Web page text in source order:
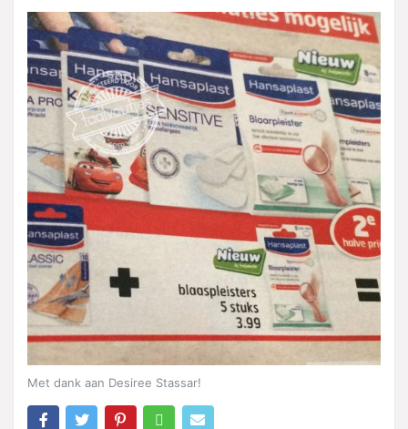
Met dank aan Desiree Stassar!